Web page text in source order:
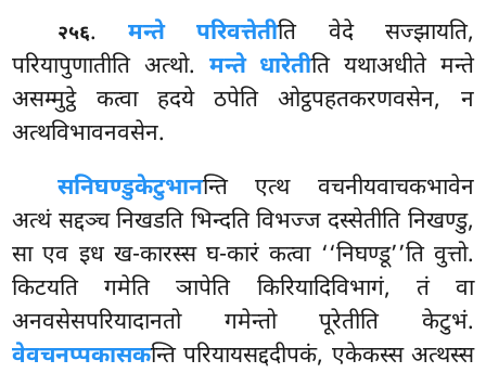
२५६.मन्ते परिवत्तेतीति वेदे सज्झायति,
परियापुणातीति अत्थो. मन्ते धारेतीति यथाअधीते मन्ते
असम्मुट्ठे कत्वा हदये ठपेति ओट्ठपहतकरणवसेन, न
अत्थविभावनवसेन.
सनिघण्डुकेटुभानन्ति एत्थ वचनीयवाचकभावेन
अत्थं सद्दञ्च निखडति भिन्दति विभज्ज दस्सेतीति निखण्डु,
सा एव इध ख-कारस्स घ-कारं कत्वा ‘‘निघण्डू’’ति वुत्तो.
किटयतिगमेति ञापेति किरियादिविभागं, तं वा
अनवसेसपरियादानतो गमेन्तो पूरेतीति केटुभं.
वेवचनप्पकासकन्ति परियायसद्ददीपकं, एकेकस्स अत्थस्स